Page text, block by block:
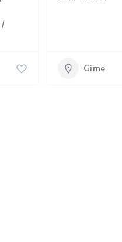
/
Girne